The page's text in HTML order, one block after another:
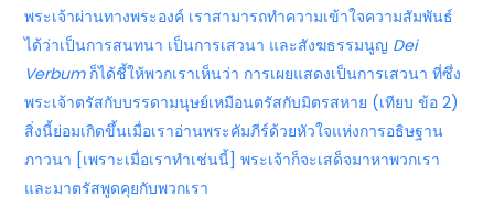
พระเจ้าผ่านทางพระองค์ เราสามารถทำความเข้าใจความสัมพันธ์
ได้ว่าเป็นการสนทนา เป็นการเสวนา และสังฆธรรมนูญ Dei
Verbum ก็ได้ชี้ให้พวกเราเห็นว่า การเผยแสดงเป็นการเสวนา ที่ซึ่ง
พระเจ้าตรัสกับบรรดามนุษย์เหมือนตรัสกับมิตรสหาย (เทียบ ข้อ 2)
สิ่งนี้ย่อมเกิดขึ้นเมื่อเราอ่านพระคัมภีร์ด้วยหัวใจแห่งการอธิษฐาน
ภาวนา [เพราะเมื่อเราทำเช่นนี้] พระเจ้าก็จะเสด็จมาหาพวกเรา
และมาตรัสพูดคุยกับพวกเรา